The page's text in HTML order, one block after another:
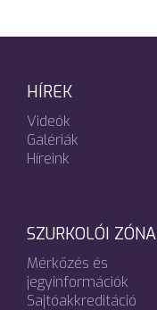
HÍREK
Videók
Galériák
Híreink
SZURKOLÓI ZÓNA
Mérkőzés és
jegyinformációk
Sajtóakkreditáció